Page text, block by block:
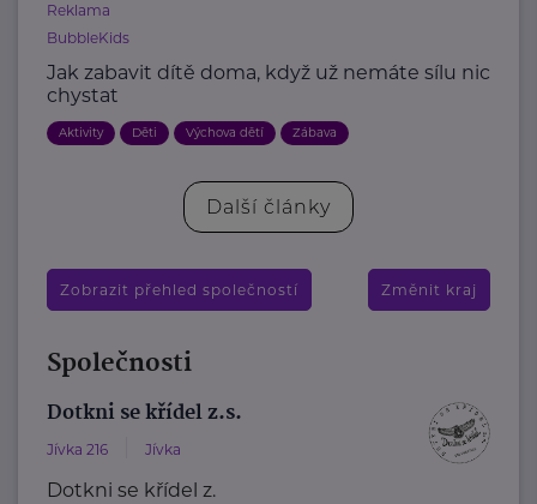
Reklama
BubbleKids
Jak zabavit dítě doma, když už nemáte sílu nic
chystat
Aktivity Děti Výchova dětí Zábava
Další články
Zobrazit přehled společností Změnit kraj
Společnosti
Dotkni se křídel z.s.
Jívka 216 Jívka
Dotkni se křídel z.